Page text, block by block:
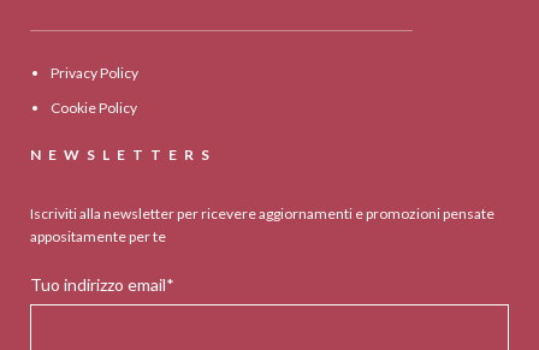
Privacy Policy
Cookie Policy
NEWSLETTERS
Iscriviti alla newsletter per ricevere aggiornamenti e promozioni pensate
appositamente per te
Tuo indirizzo email*